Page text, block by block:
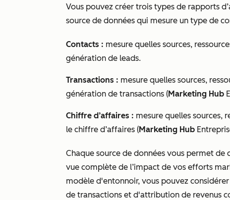
Vous pouvez créer trois types de rapports
source de données qui mesure un type de
Contacts : mesure quelles sources,
génération de leads.
Transactions : mesure quelles sources,
génération de transactions (Marketing Hub
Chiffre d’affaires : mesure quelles sources,
le chiffre d’affaires (Marketing Hub
Chaque source de données vous permet
vue complète de l’impact de vos efforts
modèle d'entonnoir, vous pouvez
de transactions et d'attribution de revenus